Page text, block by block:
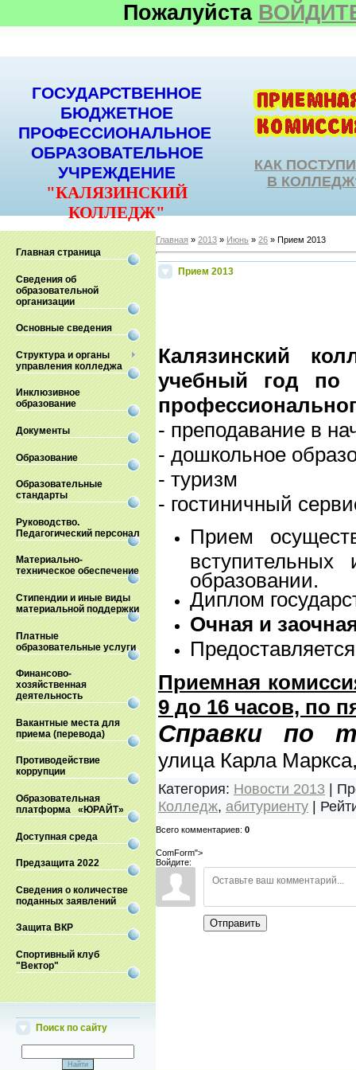
Пожалуйста
ГОСУДАРСТВЕННОЕ
БЮДЖЕТНОЕ
ПРОФЕССИОНАЛЬНОЕ
ОБРАЗОВАТЕЛЬНОЕ
УЧРЕЖДЕНИЕ
"КАЛЯЗИНСКИЙ
КОЛЛЕДЖ"
КАК
В
Главная страница
Сведения об
образовательной
организации
Основные сведения
Структура и органы
управления колледжа
Инклюзивное
образование
Документы
Образование
Образовательные
стандарты
Руководство.
Педагогический персонал
Материально-
техническое обеспечение
Стипендии и иные виды
материальной поддержки
Платные
образовательные услуги
Финансово-
хозяйственная
деятельность
Вакантные места для
приема (перевода)
Противодействие
коррупции
Образовательная
платформа «ЮРАЙТ»
Доступная среда
Предзащита 2022
Сведения о количестве
поданных заявлений
Защита ВКР
Спортивный клуб
"Вектор"
Поиск по сайту
Главная » 2013 » Июнь » 26 » Прием 2013
Прием 2013
Калязинский
учебный год по
- преподавание в
- дошкольное
- туризм
- гостиничный
Прием
образовании.
Диплом
Очная и
Приемная
9 до 16 часов, по
Справки по
улица Карла
Категория: Новости 2013 |
Колледж, абитуриенту |
Всего комментариев: 0
ComForm">
Войдите:
Отправить